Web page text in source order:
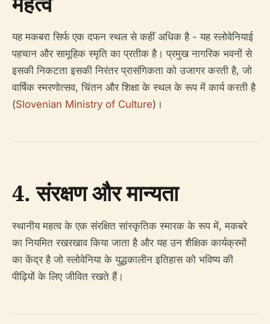
यह मकबरा सिर्फ एक दफन स्थल से कहीं अधिक है - यह स्लोवेनियाई
पहचान और सामूहिक स्मृति का प्रतीक है। प्रमुख नागरिक भवनों से
इसकी निकटता इसकी निरंतर प्रासंगिकता को उजागर करती है, जो
वार्षिक स्मरणोत्सव, चिंतन और शिक्षा के स्थल के रूप में कार्य करती है
(Slovenian Ministry of Culture)।
4. संरक्षण और मान्यता
स्थानीय महत्व के एक संरक्षित सांस्कृतिक स्मारक के रूप में, मकबरे
का नियमित रखरखाव किया जाता है और यह उन शैक्षिक कार्यक्रमों
का केंद्र है जो स्लोवेनिया के युद्धकालीन इतिहास को भविष्य की
पीढ़ियों के लिए जीवित रखते हैं।